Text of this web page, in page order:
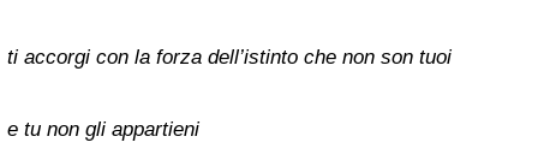
ti accorgi con la forza dell’istinto che non son tuoi
e tu non gli appartieni